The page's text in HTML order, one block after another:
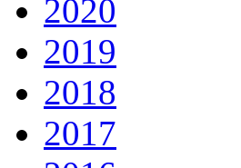
2020
2019
2018
2017